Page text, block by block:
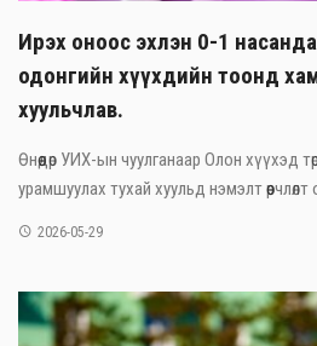
Ирэх оноос эхлэн 0-1
одонгийн хүүхдийн тоонд
хуульчлав.
Өнөөдөр УИХ-ын чуулганаар Олон хүүхэд
урамшуулах тухай хуульд нэмэлт өөрчлөлт
2026-05-29